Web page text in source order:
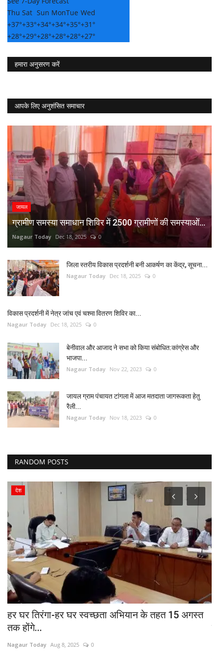
Thu Sat Sun MonTue Wed
+37°+33°+34°+34°+35°+31°
+28°+29°+28°+28°+28°+27°
हमारा अनुसरण करें
आपके लिए अनुशंसित समाचार
जायल
ग्रामीण समस्या समाधान शिविर में 2500 ग्रामीणों की समस्याओं...
Nagaur Today Dec 18, 2025 0
जिला स्तरीय विकास प्रदर्शनी बनी आकर्षण का केंद्र, सूचना...
Nagaur Today Dec 18, 2025 0
विकास प्रदर्शनी में नेत्र जांच एवं चश्मा वितरण शिविर का...
Nagaur Today Dec 18, 2025 0
बेनीवाल और आजाद ने सभा को किया संबोधित:कांग्रेस और
भाजपा...
Nagaur Today Nov 22, 2023 0
जायल ग्राम पंचायत टांगला में आज मतदाता जागरूकता हेतु
रैली...
Nagaur Today Nov 18, 2023 0
RANDOM POSTS
देश
हर घर तिरंगा-हर घर स्वच्छता अभियान के तहत 15 अगस्त
तक होंगे...
Nagaur Today Aug 8, 2025 0